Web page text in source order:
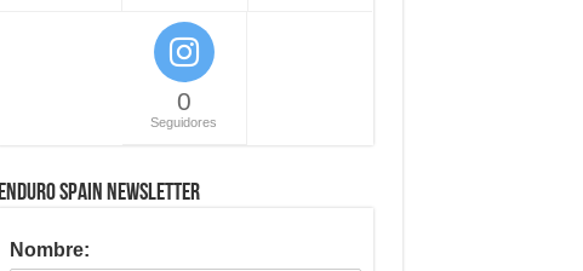
0
Seguidores
ENDURO SPAIN NEWSLETTER
Nombre: